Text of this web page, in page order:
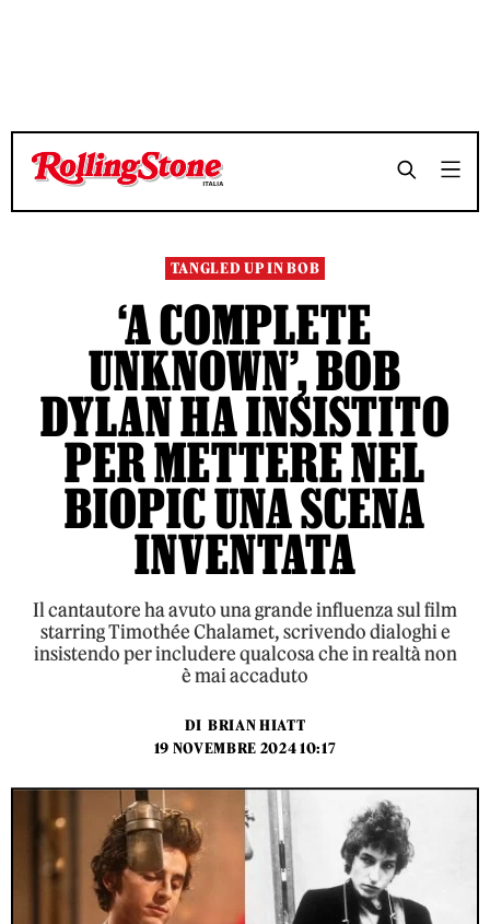
TEMPO DI LETTURA 4 MINUTI
TEMPO DI LETTURA 4 MINUTI
TANGLED UP IN BOB
‘A COMPLETE
UNKNOWN’, BOB
DYLAN HA INSISTITO
PER METTERE NEL
BIOPIC UNA SCENA
INVENTATA
Il cantautore ha avuto una grande influenza sul film
starring Timothée Chalamet, scrivendo dialoghi e
insistendo per includere qualcosa che in realtà non
è mai accaduto
DI BRIAN HIATT
19 NOVEMBRE 2024 10:17